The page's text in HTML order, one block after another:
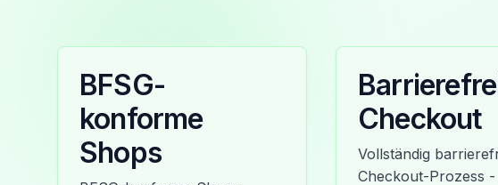
BFSG-
konforme
Shops
Checkout
Vollständig
Checkout-Prozess -